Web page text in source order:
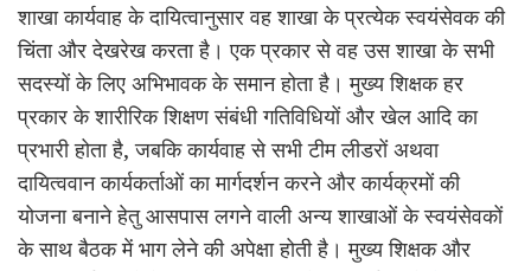
शाखा कार्यवाह के दायित्वानुसार वह शाखा के प्रत्येक स्वयंसेवक की
चिंता और देखरेख करता है। एक प्रकार से वह उस शाखा के सभी
सदस्यों के लिए अभिभावक के समान होता है। मुख्य शिक्षक हर
प्रकार के शारीरिक शिक्षण संबंधी गतिविधियों और खेल आदि का
प्रभारी होता है, जबकि कार्यवाह से सभी टीम लीडरों अथवा
दायित्ववान कार्यकर्ताओं का मार्गदर्शन करने और कार्यक्रमों की
योजना बनाने हेतु आसपास लगने वाली अन्य शाखाओं के स्वयंसेवकों
के साथ बैठक में भाग लेने की अपेक्षा होती है। मुख्य शिक्षक और